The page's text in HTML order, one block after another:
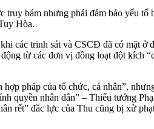
bám nhưng phải đảm bảo yếu tố
Hòa.
các trinh sát và CSCĐ đã có mặt ở
từ các đơn vị đồng loạt đột kích
pháp của tổ chức, cá nhân”,
quyền nhân dân” – Thiếu tướng
rết” đắc lực của Thu cũng bị xử